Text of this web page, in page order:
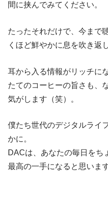
間に挟んでみてください。
たったそれだけで、今まで
くほど鮮やかに息を吹き返
耳から入る情報がリッチに
たてのコーヒーの旨さも、
気がします（笑）。
僕たち世代のデジタルライ
かに。
DACは、あなたの毎日をち
最高の一手になると思いま